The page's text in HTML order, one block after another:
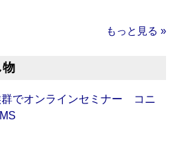
もっと見る »
物
でオンラインセミナー コニ